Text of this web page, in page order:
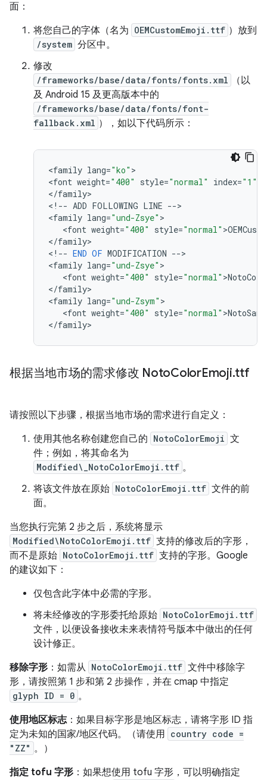
面：
将您自己的字体（名为 OEMCustomEmoji.ttf ）放到
/system 分区中。
修改
/frameworks/base/data/fonts/fonts.xml
（以
及 Android 15 及更高版本中的
/frameworks/base/data/fonts/font-
fallback.xml ），如以下代码所示：
<family lang="ko" >
<font weight="400" style="normal" index="1"
</family>
< ! -- ADD FOLLOWING LINE -->
<family lang="und-Zsye" >
   <
font weight="400" style="normal" >
</family>
< ! -- END OF MODIFICATION -->
<family lang="und-Zsye" >
   <
font weight="400" style="normal" >
</family>
<family lang="und-Zsym" >
   <
font weight="400" style="normal" >
</family
根据当地市场的需求修改 NotoColorEmoji.ttf
请按照以下步骤，根据当地市场的需求进行自定义：
使用其他名称创建您自己的 NotoColorEmoji 文
件；例如，将其命名为
Modified\_NotoColorEmoji.ttf 。
将该文件放在原始 NotoColorEmoji.ttf 文件的前
面。
当您执行完第 2 步之后，系统将显示
Modified\NotoColorEmoji.ttf 支持的修改后的字形，
而不是原始 NotoColorEmoji.ttf 支持的字形。Google
的建议如下：
仅包含此字体中必需的字形。
将未经修改的字形委托给原始 NotoColorEmoji.ttf
文件，以便设备接收未来表情符号版本中做出的任何
设计修正。
移除字形 ：如需从 NotoColorEmoji.ttf 文件中移除字
形，请按照第 1 步和第 2 步操作，并在 cmap 中指定
glyph ID = 0 。
使用地区标志：如果目标字形是地区标志，请将字形 ID 指
定为未知的国家/地区代码。（请使用 country code =
"ZZ" 。）
指定 tofu 字形 ：如果想使用 tofu 字形，可以明确指定